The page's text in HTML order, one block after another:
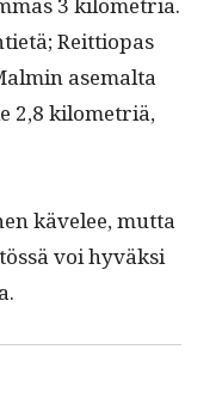
3 kilo­metriä.
Reit­tiopas
ase­mal­ta
2,8 kilo­metriä,
kävelee, mut­ta
voi hyväk­si